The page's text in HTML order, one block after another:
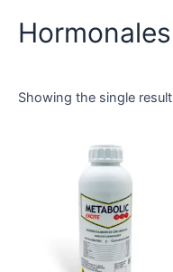
Hormonales
Showing the single result